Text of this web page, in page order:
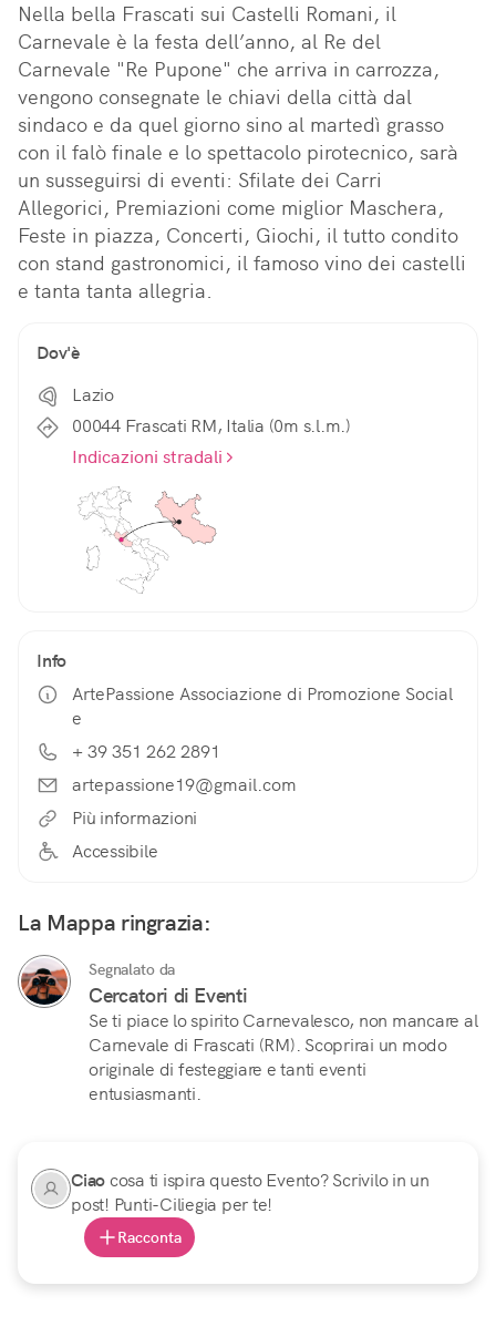
Nella bella Frascati sui Castelli Romani, il
Carnevale è la festa dell’anno, al Re del
Carnevale "Re Pupone" che arriva in carrozza,
vengono consegnate le chiavi della città dal
sindaco e da quel giorno sino al martedì grasso
con il falò finale e lo spettacolo pirotecnico, sarà
un susseguirsi di eventi: Sfilate dei Carri
Allegorici, Premiazioni come miglior Maschera,
Feste in piazza, Concerti, Giochi, il tutto condito
con stand gastronomici, il famoso vino dei castelli
e tanta tanta allegria.
Dov'è
Lazio
00044 Frascati RM, Italia (0m s.l.m.)
Indicazioni stradali
Info
ArtePassione Associazione di Promozione Social
e
+ 39 351 262 2891
artepassione19@gmail.com
Più informazioni
Accessibile
La Mappa ringrazia:
Segnalato da
Cercatori di Eventi
Se ti piace lo spirito Carnevalesco, non mancare al
Carnevale di Frascati (RM). Scoprirai un modo
originale di festeggiare e tanti eventi
entusiasmanti.
Ciaocosa ti ispira questo Evento? Scrivilo in un
post! Punti-Ciliegia per te!
Racconta